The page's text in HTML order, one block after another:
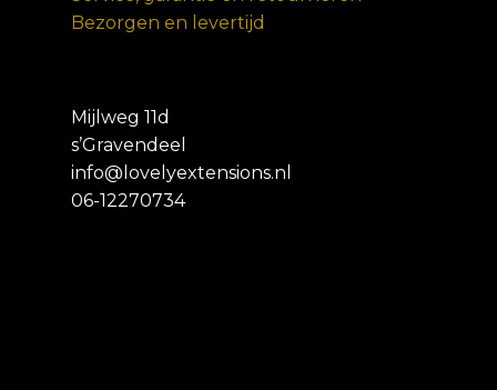
Bezorgen en levertijd
Mijlweg 11d
s’Gravendeel
info@lovelyextensions.nl
06-12270734